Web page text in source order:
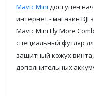
Mavic Mini доступен
интернет - магазин DJI
Mavic Mini Fly More
специальный футляр
защитный кожух
дополнительных